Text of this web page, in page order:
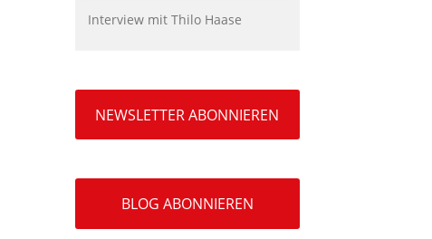
Interview mit Thilo Haase
NEWSLETTER ABONNIEREN
BLOG ABONNIEREN